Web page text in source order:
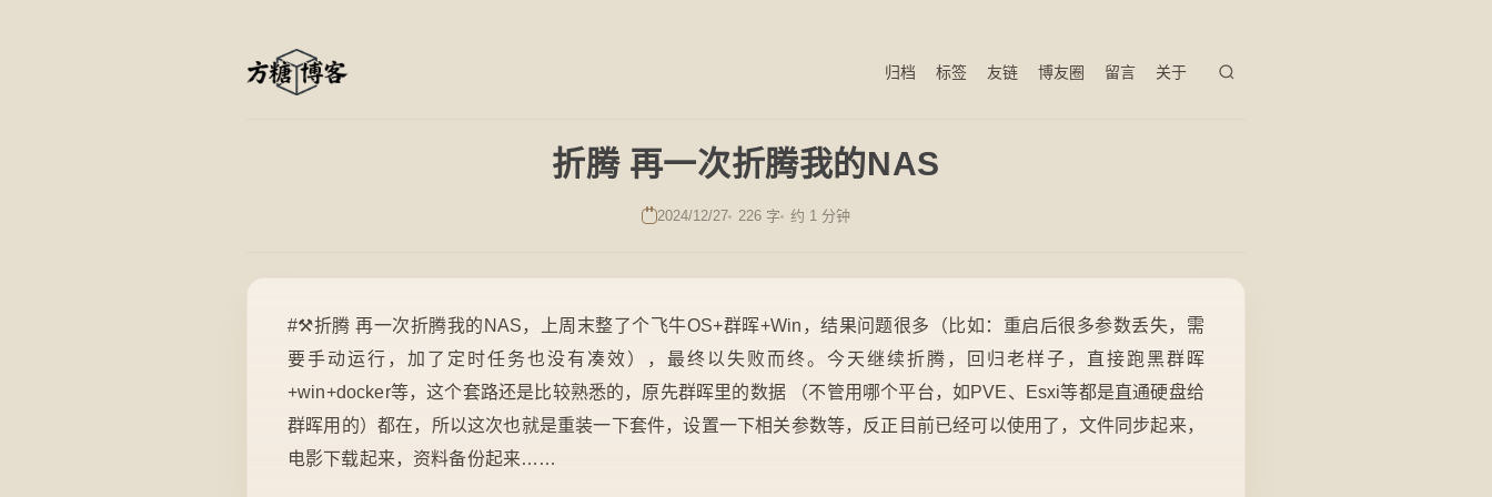
归档 标签 友链 博友圈 留言 关于
折腾 再一次折腾我的NAS
2024/12/27 226 字 约 1 分钟
#⚒️折腾 再一次折腾我的NAS，上周末整了个飞牛OS+群晖+Win，结果问题很多（比如：重启后很多参数丢失，需
要手动运行，加了定时任务也没有凑效），最终以失败而终。今天继续折腾，回归老样子，直接跑黑群晖
+win+docker等，这个套路还是比较熟悉的，原先群晖里的数据 （不管用哪个平台，如PVE、Esxi等都是直通硬盘给
群晖用的）都在，所以这次也就是重装一下套件，设置一下相关参数等，反正目前已经可以使用了，文件同步起来，
电影下载起来，资料备份起来……